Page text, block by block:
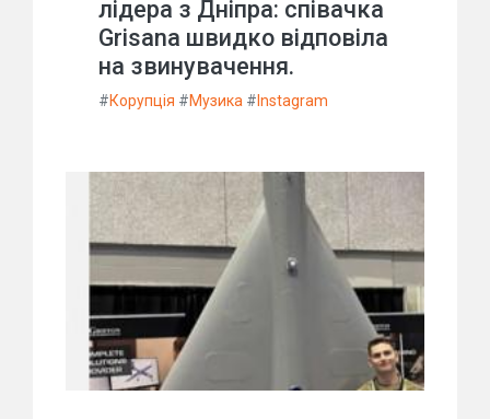
лідера з Дніпра: співачка
Grisana швидко відповіла
на звинувачення.
#Корупція #Музика # Instagram